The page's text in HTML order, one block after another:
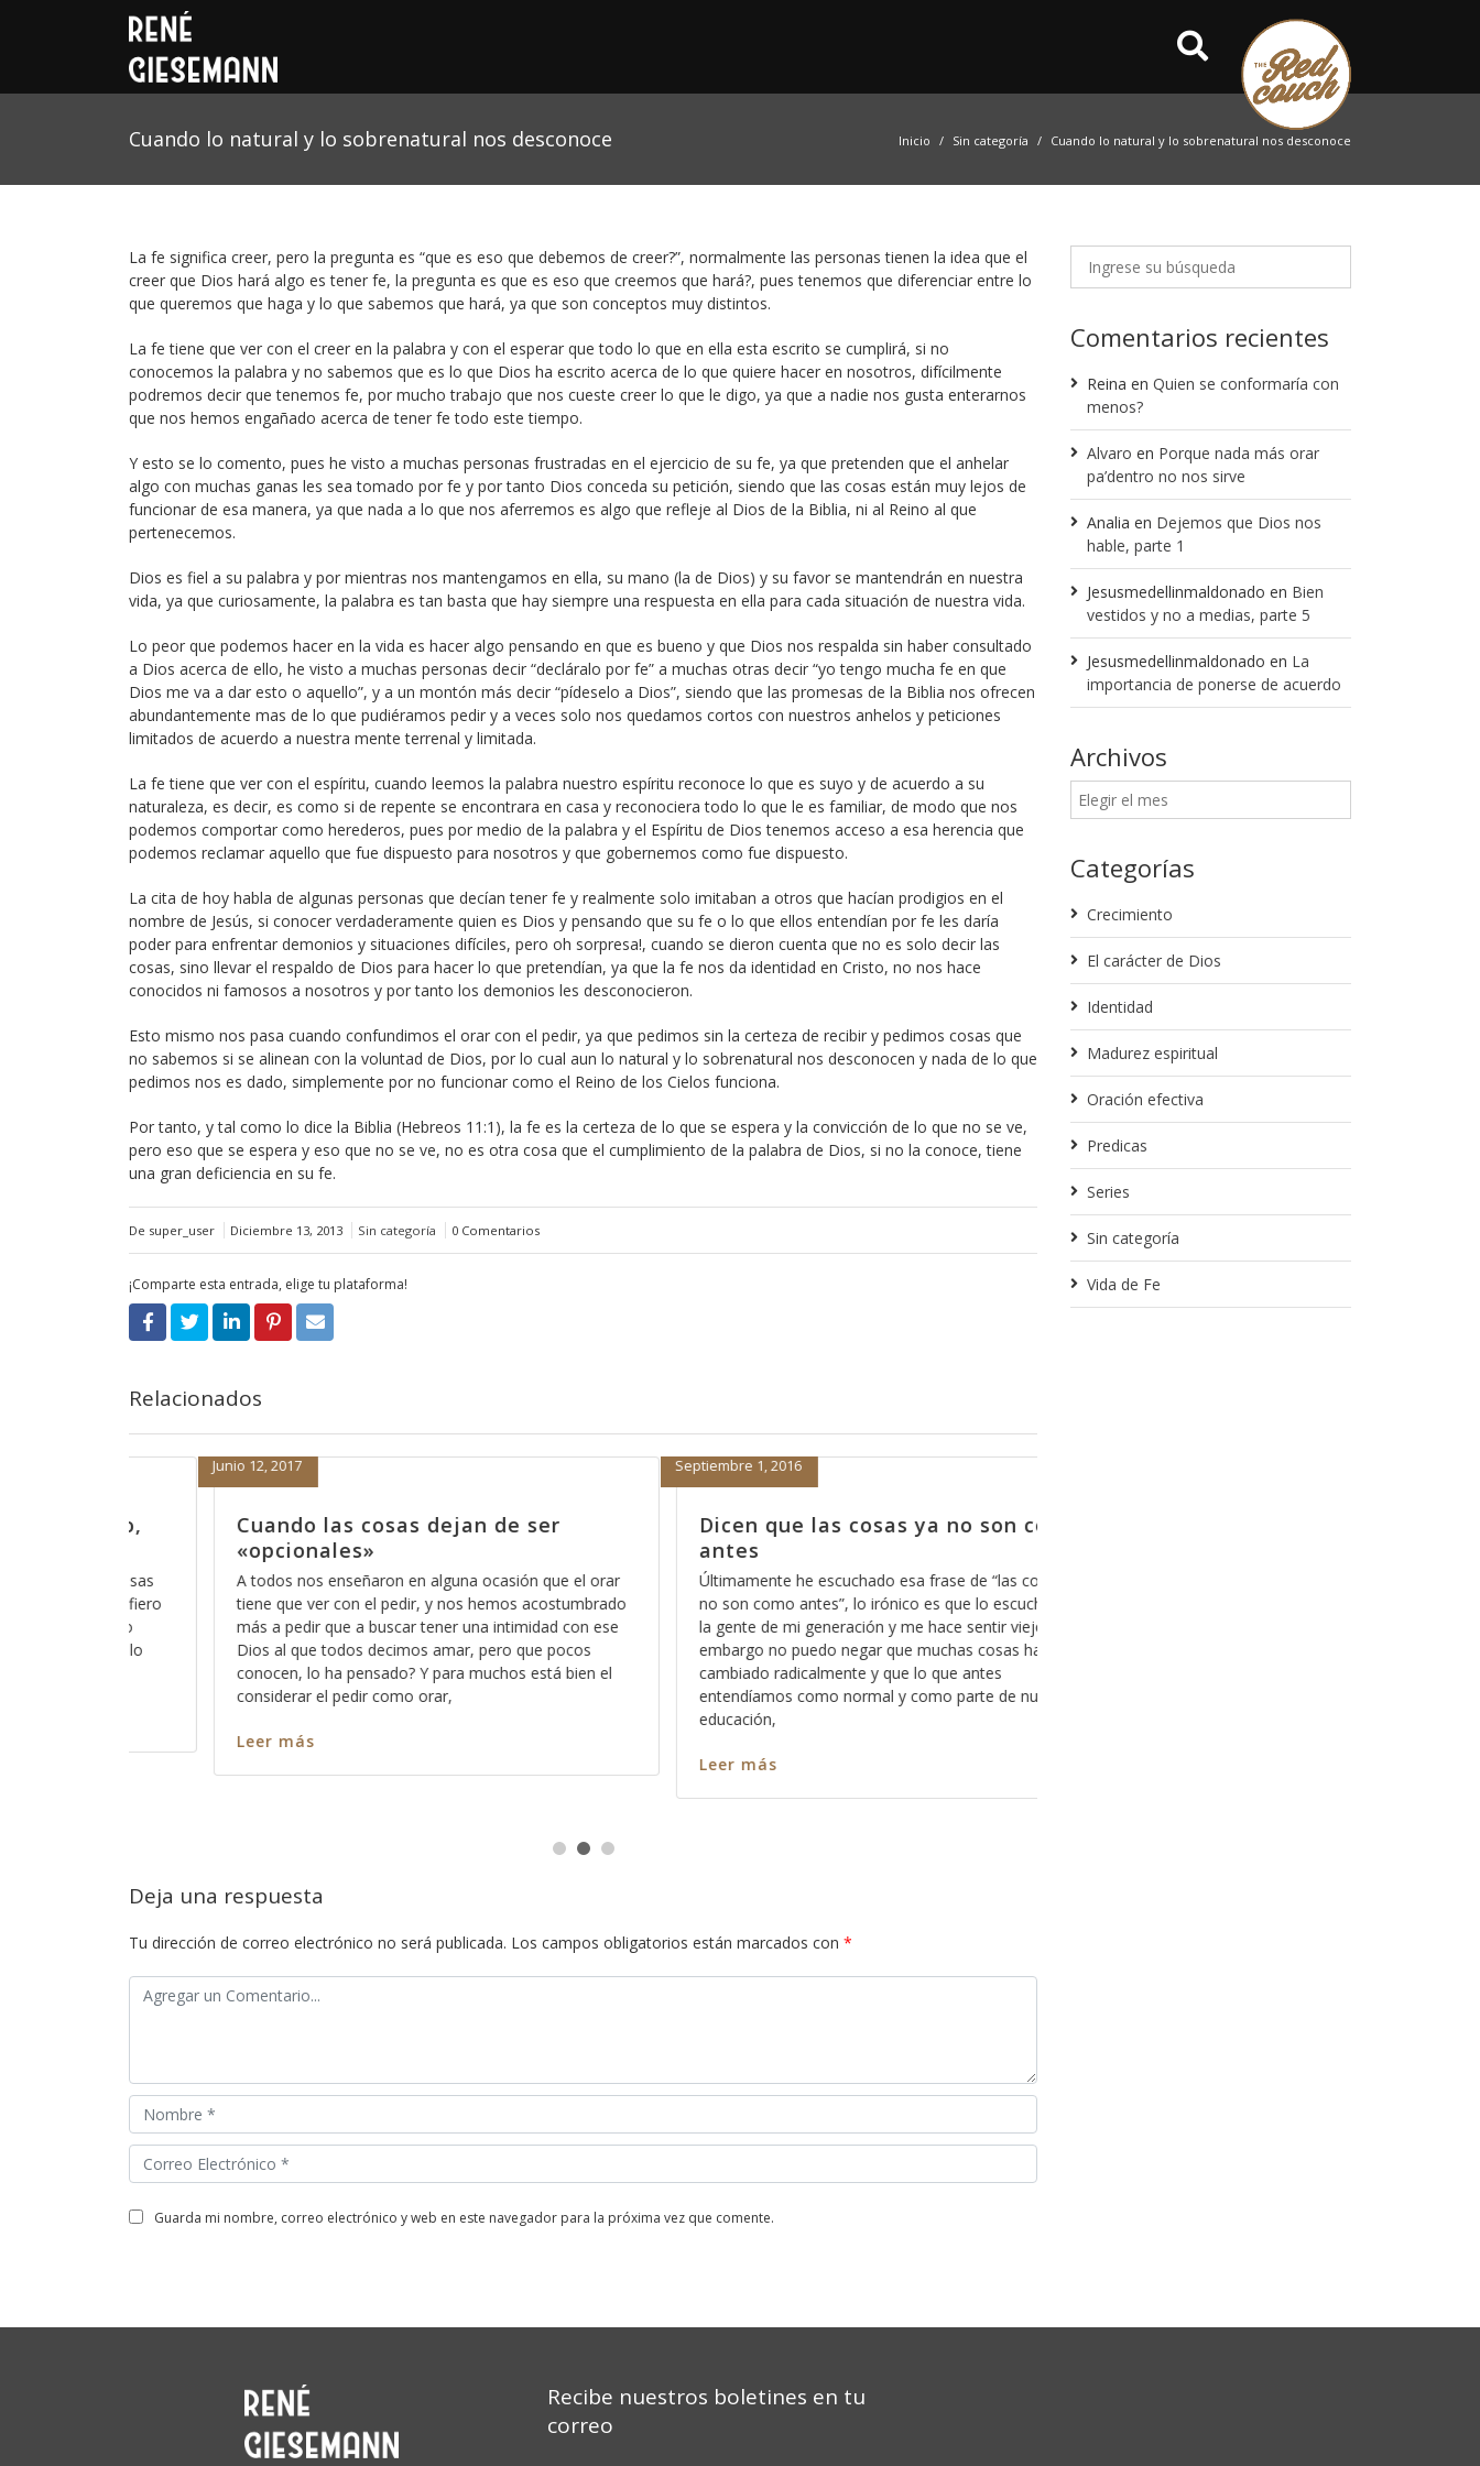
Cuando lo natural y lo sobrenatural nos desconoce Inicio Sin categoría Cuando lo natural y lo sobrenatural nos desconoce
La fe significa creer, pero la pregunta es “que es eso que debemos de creer?”, normalmente las personas tienen la idea que el
creer que Dios hará algo es tener fe, la pregunta es que es eso que creemos que hará?, pues tenemos que diferenciar entre lo
que queremos que haga y lo que sabemos que hará, ya que son conceptos muy distintos.
La fe tiene que ver con el creer en la palabra y con el esperar que todo lo que en ella esta escrito se cumplirá, si no
conocemos la palabra y no sabemos que es lo que Dios ha escrito acerca de lo que quiere hacer en nosotros, difícilmente
podremos decir que tenemos fe, por mucho trabajo que nos cueste creer lo que le digo, ya que a nadie nos gusta enterarnos
que nos hemos engañado acerca de tener fe todo este tiempo.
Y esto se lo comento, pues he visto a muchas personas frustradas en el ejercicio de su fe, ya que pretenden que el anhelar
algo con muchas ganas les sea tomado por fe y por tanto Dios conceda su petición, siendo que las cosas están muy lejos de
funcionar de esa manera, ya que nada a lo que nos aferremos es algo que refleje al Dios de la Biblia, ni al Reino al que
pertenecemos.
Dios es fiel a su palabra y por mientras nos mantengamos en ella, su mano (la de Dios) y su favor se mantendrán en nuestra
vida, ya que curiosamente, la palabra es tan basta que hay siempre una respuesta en ella para cada situación de nuestra vida.
Lo peor que podemos hacer en la vida es hacer algo pensando en que es bueno y que Dios nos respalda sin haber consultado
a Dios acerca de ello, he visto a muchas personas decir “decláralo por fe” a muchas otras decir “yo tengo mucha fe en que
Dios me va a dar esto o aquello”, y a un montón más decir “pídeselo a Dios”, siendo que las promesas de la Biblia nos ofrecen
abundantemente mas de lo que pudiéramos pedir y a veces solo nos quedamos cortos con nuestros anhelos y peticiones
limitados de acuerdo a nuestra mente terrenal y limitada.
La fe tiene que ver con el espíritu, cuando leemos la palabra nuestro espíritu reconoce lo que es suyo y de acuerdo a su
naturaleza, es decir, es como si de repente se encontrara en casa y reconociera todo lo que le es familiar, de modo que nos
podemos comportar como herederos, pues por medio de la palabra y el Espíritu de Dios tenemos acceso a esa herencia que
podemos reclamar aquello que fue dispuesto para nosotros y que gobernemos como fue dispuesto.
La cita de hoy habla de algunas personas que decían tener fe y realmente solo imitaban a otros que hacían prodigios en el
nombre de Jesús, si conocer verdaderamente quien es Dios y pensando que su fe o lo que ellos entendían por fe les daría
poder para enfrentar demonios y situaciones difíciles, pero oh sorpresa!, cuando se dieron cuenta que no es solo decir las
cosas, sino llevar el respaldo de Dios para hacer lo que pretendían, ya que la fe nos da identidad en Cristo, no nos hace
conocidos ni famosos a nosotros y por tanto los demonios les desconocieron.
Esto mismo nos pasa cuando confundimos el orar con el pedir, ya que pedimos sin la certeza de recibir y pedimos cosas que
no sabemos si se alinean con la voluntad de Dios, por lo cual aun lo natural y lo sobrenatural nos desconocen y nada de lo que
pedimos nos es dado, simplemente por no funcionar como el Reino de los Cielos funciona.
Por tanto, y tal como lo dice la Biblia (Hebreos 11:1), la fe es la certeza de lo que se espera y la convicción de lo que no se ve,
pero eso que se espera y eso que no se ve, no es otra cosa que el cumplimiento de la palabra de Dios, si no la conoce, tiene
una gran deficiencia en su fe.
De super_user Diciembre 13, 2013 Sin categoría 0 Comentarios
¡Comparte esta entrada, elige tu plataforma!
Relacionados
ocasión que el orar
acostumbrado
intimidad con ese
Dicen que las cosas ya no son como
antes
Septiembre 1, 2016
Últimamente he escuchado esa frase de “las cosas ya
no son como antes”, lo irónico es que lo escucho entre
la gente de mi generación y me hace sentir viejo, sin
embargo no puedo negar que muchas cosas han
cambiado radicalmente y que lo que antes
entendíamos como normal y como parte de nuestra
La mejor manera de empezar el
2014, parte 6
Enero 7, 2014
Una de las cosas que nos deben de quedar mas que
claras es que en el Reino de los Cielos no caben los
sentimientos, y esto no se lo digo con el afán de
confundirle o hacerle sentir mal, por el contrario, lo
hago con la intención de que aprenda a dimensionar
como es que
Deja una respuesta
Tu dirección de correo electrónico no será publicada. Los campos obligatorios están marcados con *
guarda mi nombre, correo electrónico y web en este navegador para la próxima vez que comente.
Comentarios recientes
Reina en Quien se conformaría con
menos?
Alvaro en Porque nada más orar
pa’dentro no nos sirve
Analia en Dejemos que Dios nos
hable, parte 1
Jesusmedellinmaldonado en Bien
vestidos y no a medias, parte 5
Jesusmedellinmaldonado en La
importancia de ponerse de acuerdo
Archivos
Categorías
Crecimiento
El carácter de Dios
Identidad
Madurez espiritual
Oración efectiva
Predicas
Series
Sin categoría
Vida de Fe
Recibe nuestros boletines en tu
correo